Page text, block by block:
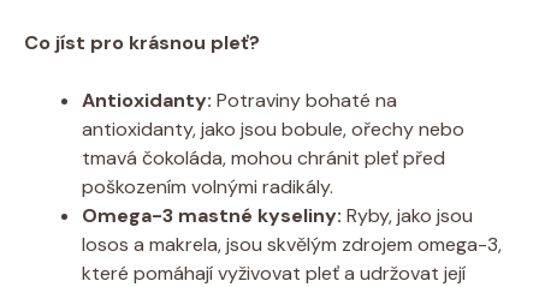
Co jíst pro krásnou pleť?
Antioxidanty: Potraviny bohaté na
antioxidanty, jako jsou bobule, ořechy nebo
tmavá čokoláda, mohou chránit pleť před
poškozením volnými radikály.
Omega-3 mastné kyseliny: Ryby, jako jsou
losos a makrela, jsou skvělým zdrojem omega-3,
které pomáhají vyživovat pleť a udržovat její